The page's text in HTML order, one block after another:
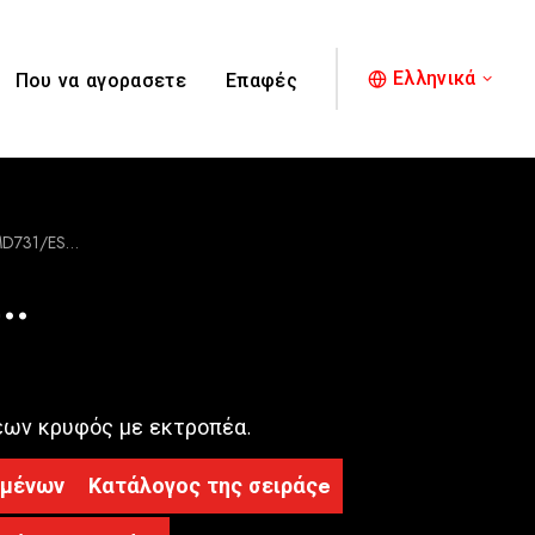
Που να αγορασετε Επαφές Ελληνικά
ES…
κρυφός με εκτροπέα.
Κατάλογος της σειράςe